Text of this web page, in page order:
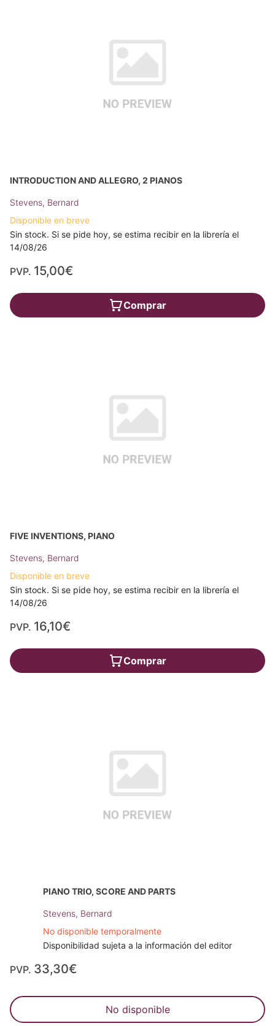
INTRODUCTION AND ALLEGRO, 2 PIANOS
Stevens, Bernard
Disponible en breve
Sin stock. Si se pide hoy, se estima recibir en la librería el
14/08/26
PVP. 15,00€
Comprar
FIVE INVENTIONS, PIANO
Stevens, Bernard
Disponible en breve
Sin stock. Si se pide hoy, se estima recibir en la librería el
14/08/26
PVP. 16,10€
Comprar
PIANO TRIO, SCORE AND PARTS
Stevens, Bernard
No disponible temporalmente
Disponibilidad sujeta a la información del editor
PVP. 33,30€
No disponible